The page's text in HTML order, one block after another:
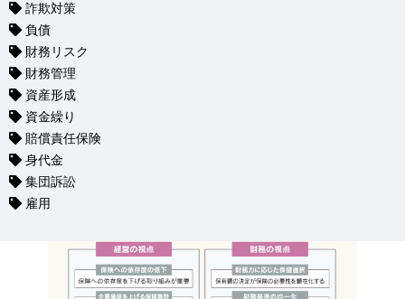
詐欺対策
負債
財務リスク
財務管理
資産形成
資金繰り
賠償責任保険
身代金
集団訴訟
雇用